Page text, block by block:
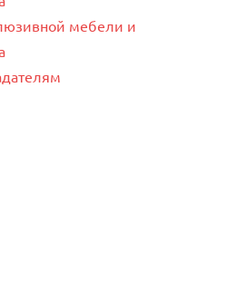
мебели и